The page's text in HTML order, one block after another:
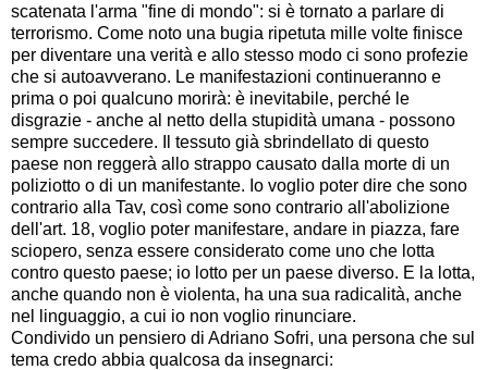
scatenata l'arma "fine di mondo": si è tornato a parlare di
terrorismo. Come noto una bugia ripetuta mille volte finisce
per diventare una verità e allo stesso modo ci sono profezie
che si autoavverano. Le manifestazioni continueranno e
prima o poi qualcuno morirà: è inevitabile, perché le
disgrazie - anche al netto della stupidità umana - possono
sempre succedere. Il tessuto già sbrindellato di questo
paese non reggerà allo strappo causato dalla morte di un
poliziotto o di un manifestante. Io voglio poter dire che sono
contrario alla Tav, così come sono contrario all'abolizione
dell'art. 18, voglio poter manifestare, andare in piazza, fare
sciopero, senza essere considerato come uno che lotta
contro questo paese; io lotto per un paese diverso. E la lotta,
anche quando non è violenta, ha una sua radicalità, anche
nel linguaggio, a cui io non voglio rinunciare.
Condivido un pensiero di Adriano Sofri, una persona che sul
tema credo abbia qualcosa da insegnarci: